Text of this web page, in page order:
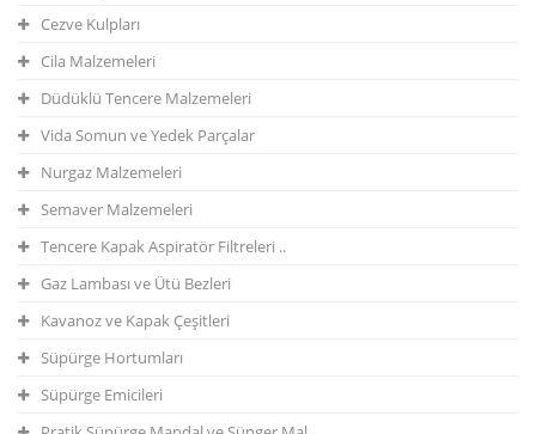
Cezve Kulpları
Cila Malzemeleri
Düdüklü Tencere Malzemeleri
Vida Somun ve Yedek Parçalar
Nurgaz Malzemeleri
Semaver Malzemeleri
Tencere Kapak Aspiratör Filtreleri ..
Gaz Lambası ve Ütü Bezleri
Kavanoz ve Kapak Çeşitleri
Süpürge Hortumları
Süpürge Emicileri